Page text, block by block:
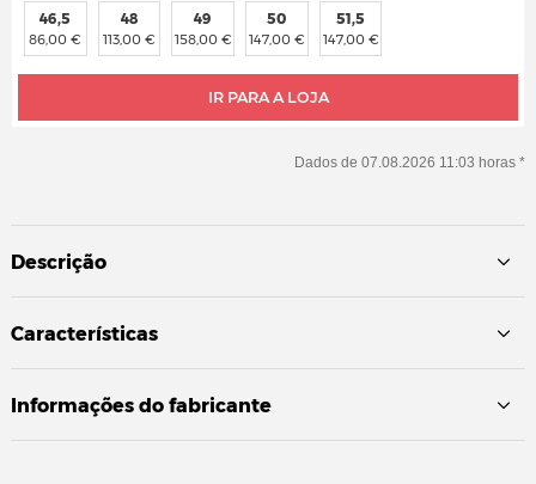
IR PARA A LOJA
46,5
86,00 €
48
113,00 €
49
158,00 €
50
147,00 €
51,5
147,00 €
Dados de 07.08.2026 11:03 horas *
Descrição
Características
Informações do fabricante